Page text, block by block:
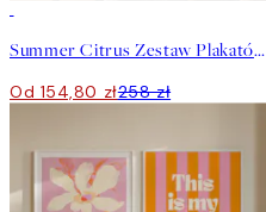
Summer Citrus Zestaw Plakatów
Od 154,80 zł258 zł